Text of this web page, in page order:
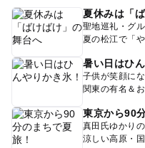
夏休みは「
聖地巡礼・グ
夏の松江で「
暑い日はひ
子供が笑顔に
関東の有名＆
東京から90
真田氏ゆかり
涼しい高原・